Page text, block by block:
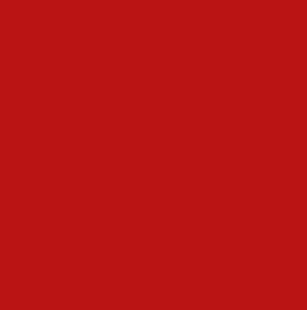
voor in de wilde open bossen
boordevol wonder-
genaamd. Saskatoon kan
dat hyaluronzuur
reservoir van hyaluronzuur
antioxidant kan soja de
hyaluronzuur door de huid
bevorderen voor
gehydrateerde huid.